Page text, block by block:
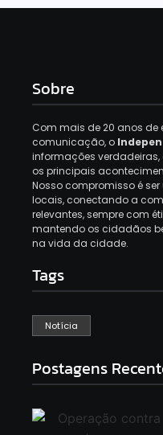
Sobre
Com mais de 20 anos de
comunicação, o
informações verdadeiras,
os principais
Nosso compromisso é
locais, conectando a
relevantes, sempre com
mantendo os cidadãos
na vida da cidade.
Tags
Notícia
Postagens